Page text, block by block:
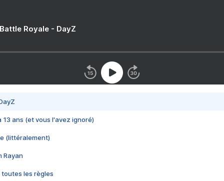
Royale - DayZ
13 ans (et vous l'avez ignoré)
(littéralement)
Rayan
toutes les règles